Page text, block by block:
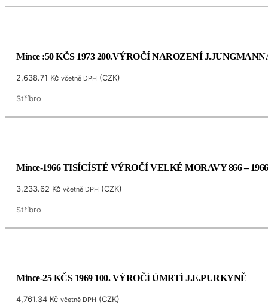
Mince :50 KČS 1973 200.VÝROČÍ NAROZENÍ
2,638.71 Kč včetně DPH (CZK)
Stříbro
Mince-1966 TISÍCÍSTÉ VÝROČÍ VELKÉ MORAVY 866 – 1966
3,233.62 Kč včetně DPH (CZK)
Stříbro
Mince-25 KČS 1969 100. VÝROČÍ ÚMRTÍ J.E.PURKYNĚ
4,761.34 Kč včetně DPH (CZK)